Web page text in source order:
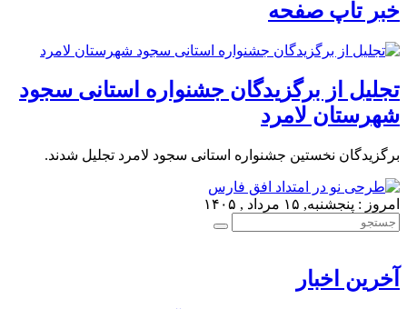
خبر تاپ صفحه
تجلیل از برگزیدگان جشنواره استانی سجود
شهرستان لامرد
برگزیدگان نخستین جشنواره استانی سجود لامرد تجلیل شدند.
امروز : پنجشنبه, ۱۵ مرداد , ۱۴۰۵
آخرین اخبار